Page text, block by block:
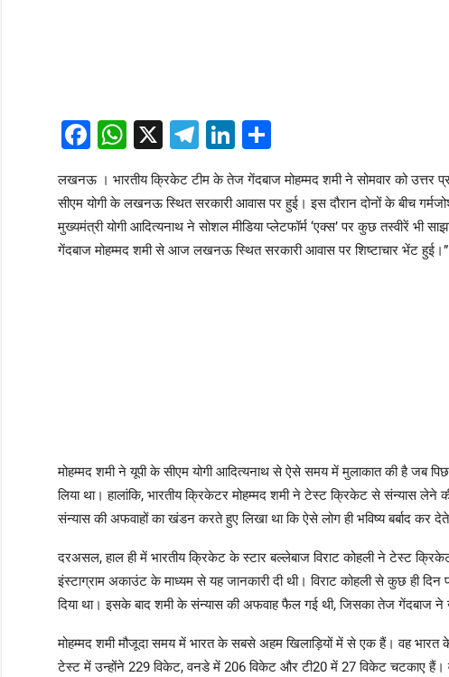
Facebook
WhatsApp
X Telegram
LinkedIn
Share
लखनऊ । भारतीय क्रिकेट टीम के तेज गेंदबाज मोहम्मद शमी ने सोमवार को उत्तर
सीएम योगी के लखनऊ स्थित सरकारी आवास पर हुई। इस दौरान दोनों के बीच
मुख्यमंत्री योगी आदित्यनाथ ने सोशल मीडिया प्लेटफॉर्म ‘एक्स’ पर कुछ तस्वीरें भी
गेंदबाज मोहम्मद शमी से आज लखनऊ स्थित सरकारी आवास पर शिष्टाचार भेंट हुई।”
मोहम्मद शमी ने यूपी के सीएम योगी आदित्यनाथ से ऐसे समय में मुलाकात की है जब
लिया था। हालांकि, भारतीय क्रिकेटर मोहम्मद शमी ने टेस्ट क्रिकेट से संन्यास लेने
संन्यास की अफवाहों का खंडन करते हुए लिखा था कि ऐसे लोग ही भविष्य बर्बाद कर
दरअसल, हाल ही में भारतीय क्रिकेट के स्टार बल्लेबाज विराट कोहली ने टेस्ट
इंस्टाग्राम अकाउंट के माध्यम से यह जानकारी दी थी। विराट कोहली से कुछ ही
दिया था। इसके बाद शमी के संन्यास की अफवाह फैल गई थी, जिसका तेज गेंदबाज ने
मोहम्मद शमी मौजूदा समय में भारत के सबसे अहम खिलाड़ियों में से एक हैं। वह
टेस्ट में उन्होंने 229 विकेट, वनडे में 206 विकेट और टी20 में 27 विकेट चटकाए हैं।